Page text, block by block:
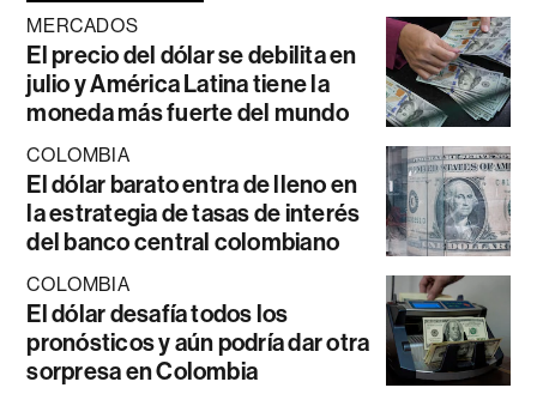
MERCADOS
El precio del dólar se debilita en
julio y América Latina tiene la
moneda más fuerte del mundo
COLOMBIA
El dólar barato entra de lleno en
la estrategia de tasas de interés
del banco central colombiano
COLOMBIA
El dólar desafía todos los
pronósticos y aún podría dar otra
sorpresa en Colombia